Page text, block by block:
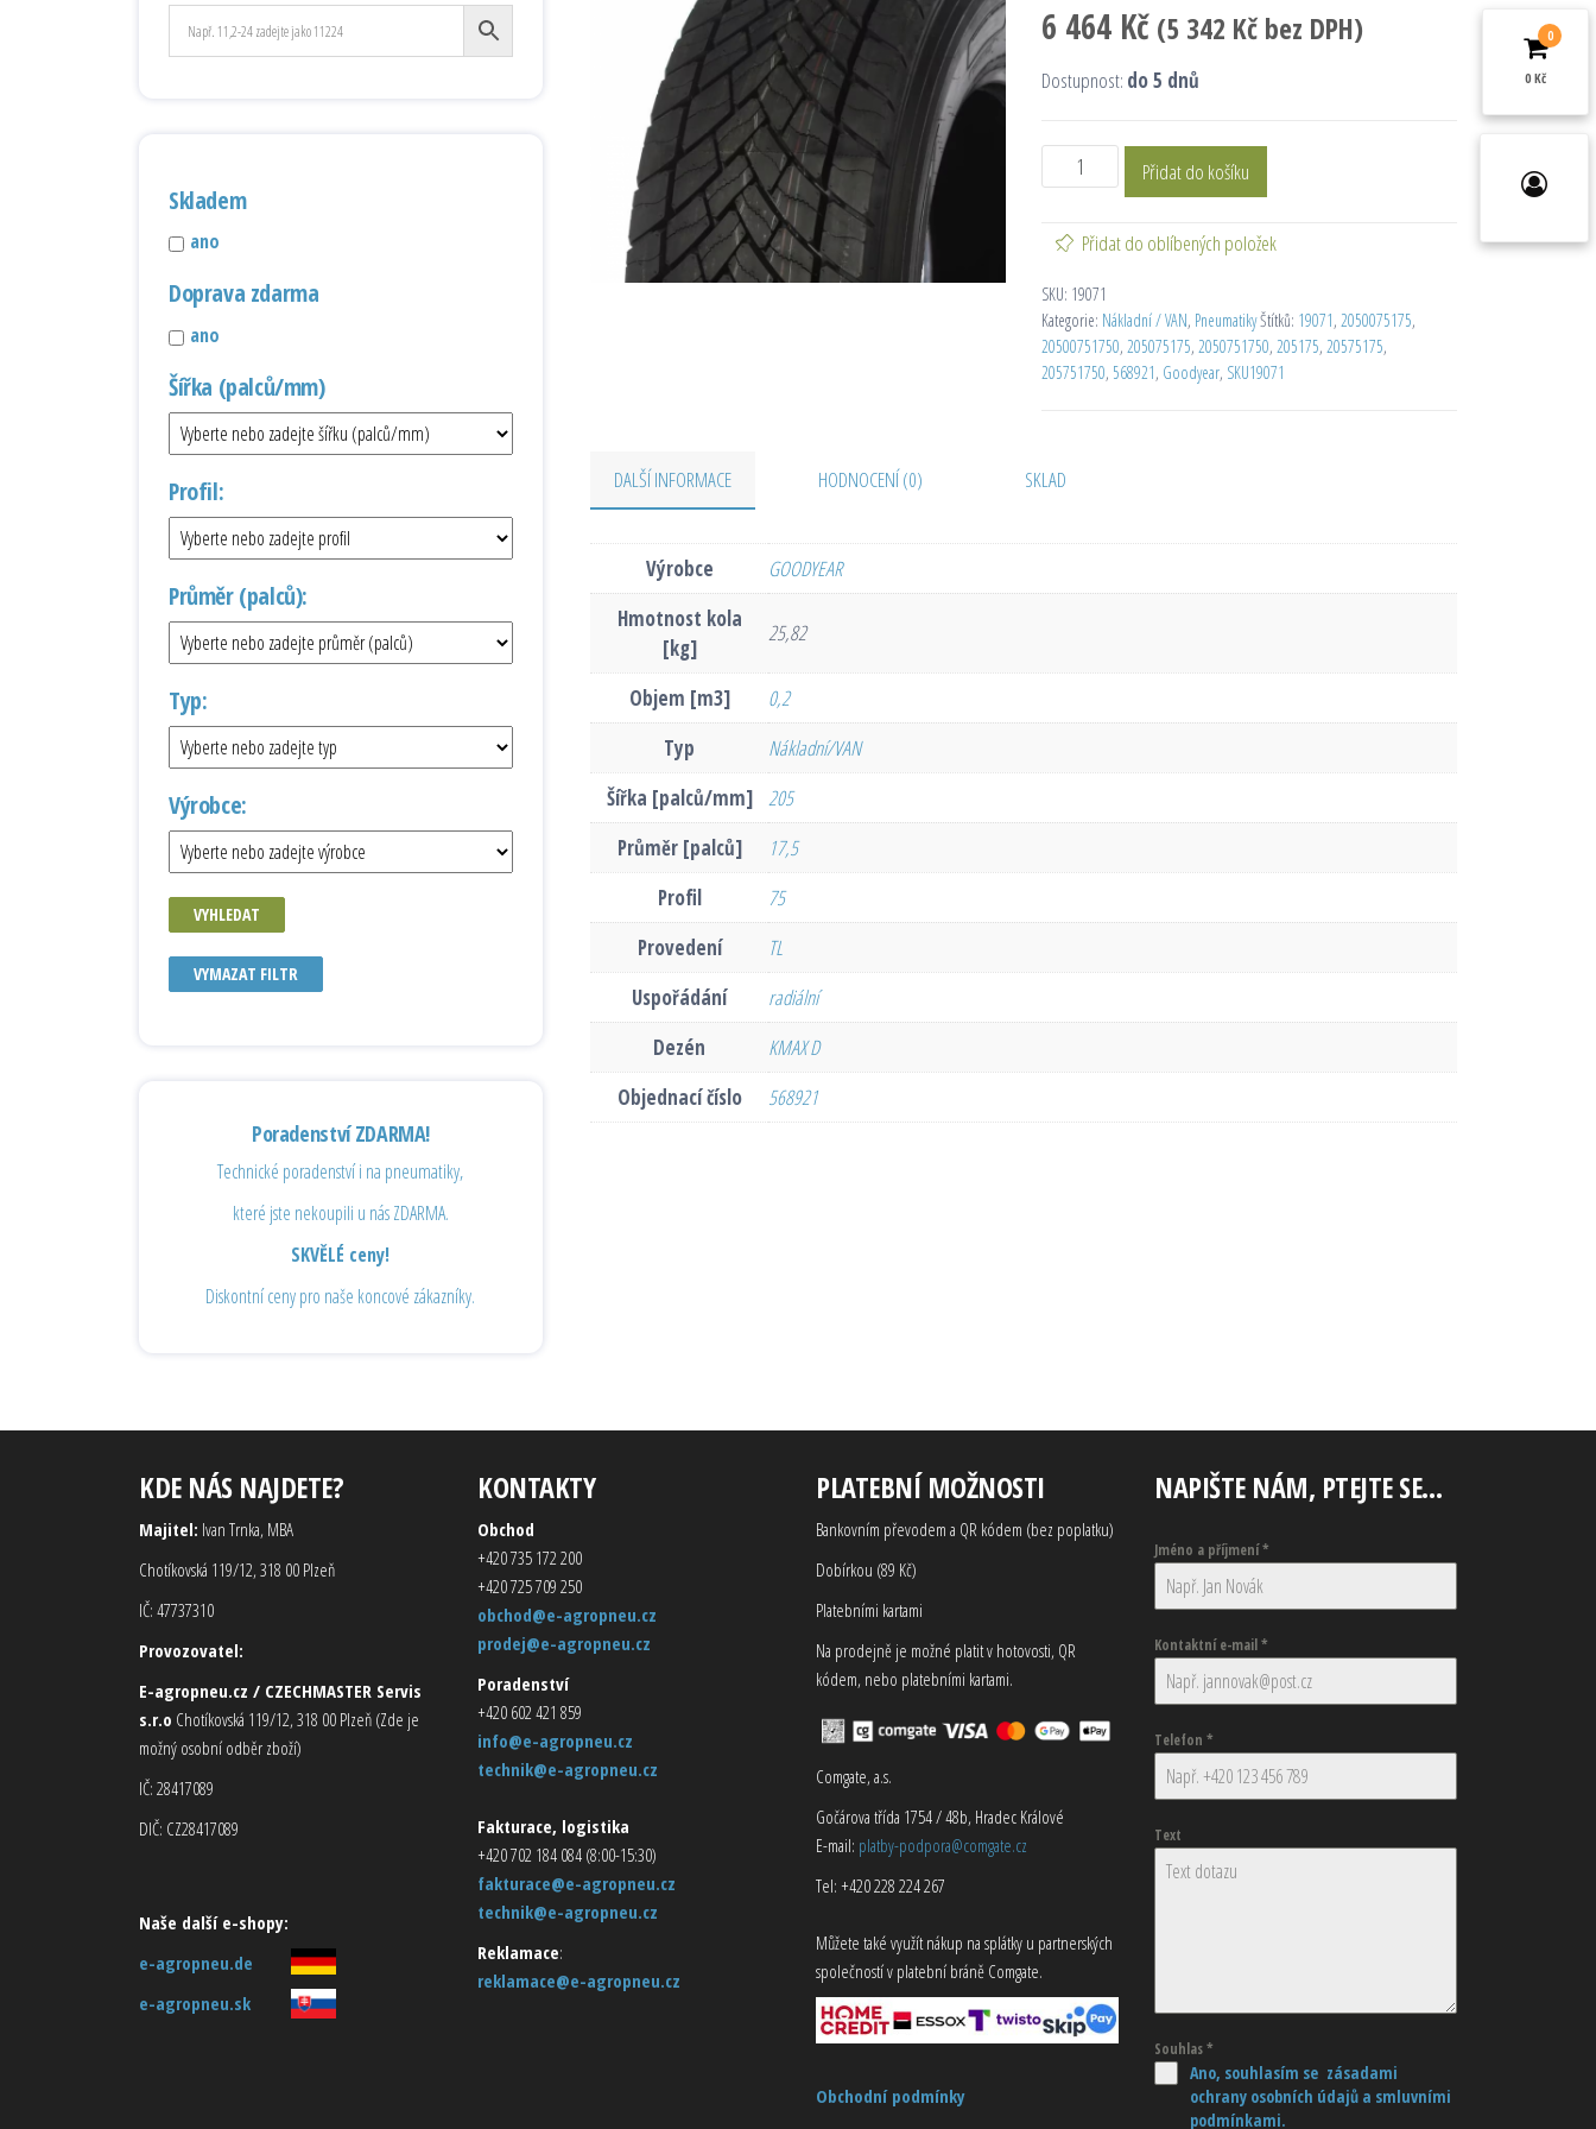
6 464 Kč (5 342 Kčbez DPH)
Dostupnost: do 5 dnů
Přidat do košíku
Přidat do oblíbených položek
SKU: 19071
Kategorie: Nákladní / VAN, PneumatikyŠtítků: 19071, 2050075175,
20500751750, 205075175, 2050751750, 205175, 20575175,
205751750, 568921, Goodyear, SKU19071
DALŠÍ INFORMACE HODNOCENÍ (0) SKLAD
Výrobce
GOODYEAR
Hmotnost kola
[kg]
25,82
Objem [m3]
0,2
Typ
Nákladní/VAN
Šířka [palců/mm]
205
Průměr [palců]
17,5
Profil
75
Provedení
TL
Uspořádání
radiální
Dezén
KMAX D
Objednací číslo
568921
Skladem
ano
Doprava zdarma
ano
Šířka (palců/mm)
Profil:
Průměr (palců):
Typ:
Výrobce:
VYHLEDAT
VYMAZAT FILTR
Poradenství ZDARMA!
Technické poradenství i na pneumatiky,
které jste nekoupili u nás ZDARMA.
SKVĚLÉ ceny!
Diskontní ceny pro naše koncové zákazníky.
KDE NÁS NAJDETE?
Majitel: Ivan Trnka, MBA
Chotíkovská 119/12, 318 00 Plzeň
IČ: 47737310
Provozovatel:
E-agropneu.cz / CZECHMASTER Servis
s.r.o Chotíkovská 119/12, 318 00 Plzeň (Zde je
možný osobní odběr zboží)
IČ: 28417089
DIČ: CZ28417089
Naše další e-shopy:
e-agropneu.de
e-agropneu.sk
KONTAKTY
Obchod
+420 735 172 200
+420 725 709 250
obchod@e-agropneu.cz
prodej@e-agropneu.cz
Poradenství
+420 602 421 859
info@e-agropneu.cz
technik@e-agropneu.cz
Fakturace, logistika
+420 702 184 084 (8:00-15:30)
fakturace@e-agropneu.cz
technik@e-agropneu.cz
Reklamace:
reklamace@e-agropneu.cz
PLATEBNÍ MOŽNOSTI
Bankovním převodem a QR kódem (bez poplatku)
Dobírkou (89 Kč)
Platebními kartami
Na prodejně je možné platit v hotovosti, QR
kódem, nebo platebními kartami.
Comgate, a.s.
Gočárova třída 1754 / 48b, Hradec Králové
E-mail: platby-podpora@comgate.cz
Tel: +420 228 224 267
Můžete také využít nákup na splátky u partnerských
společností v platební bráně Comgate.
Obchodní podmínky
NAPIŠTE NÁM, PTEJTE SE…
Jméno a příjmení*
Kontaktní e-mail*
Telefon *
Text
Souhlas*
Ano, souhlasím se zásadami
ochrany osobních údajů a smluvními
podmínkami.
0
0 Kč